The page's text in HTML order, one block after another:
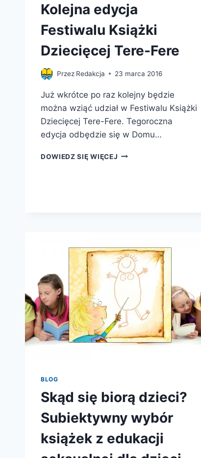
Kolejna edycja
Festiwalu Książki
Dziecięcej Tere-Fere
Przez Redakcja 23 marca 2016
Już wkrótce po raz kolejny będzie
można wziąć udział w Festiwalu Książki
Dziecięcej Tere-Fere. Tegoroczna
edycja odbędzie się w Domu…
DOWIEDZ SIĘ WIĘCEJ KOLEJNA
BLOG
Skąd się biorą dzieci?
Subiektywny wybór
książek z edukacji